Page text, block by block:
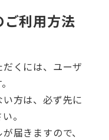
利用方法
くには、ユーザ
方は、必ず先に
。
届きますので、